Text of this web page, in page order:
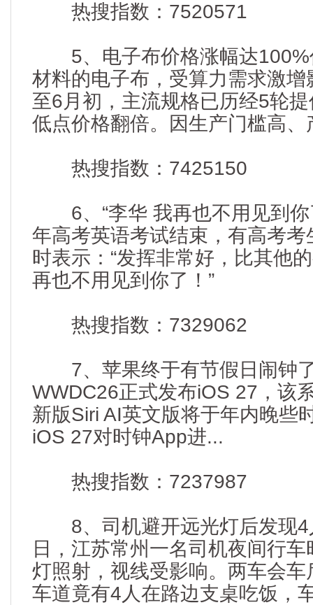
热搜指数：7520571
5、电子布价格涨幅达100%
材料的电子布，受算力需求激
至6月初，主流规格已历经5轮
低点价格翻倍。因生产门槛高
热搜指数：7425150
6、“李华 我再也不用见到你
年高考英语考试结束，有高考
时表示：“发挥非常好，比其他
再也不用见到你了！”
热搜指数：7329062
7、苹果终于有节假日闹钟
WWDC26正式发布iOS 27，该
新版Siri AI英文版将于年内晚些
iOS 27对时钟App进...
热搜指数：7237987
8、司机避开远光灯后发现4
日，江苏常州一名司机夜间行
灯照射，视线受影响。两车会
车道竟有4人在路边支桌吃饭，